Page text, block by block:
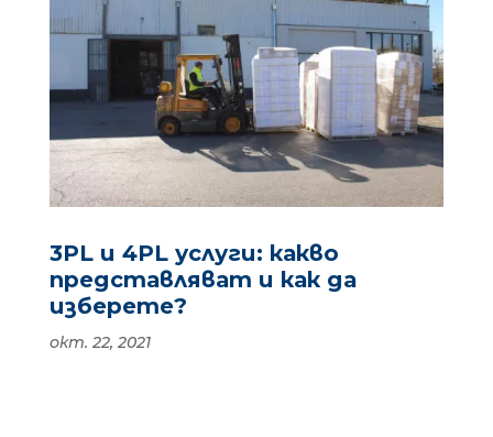
3PL и 4PL услуги: какво
представляват и как да
изберете?
окт. 22, 2021